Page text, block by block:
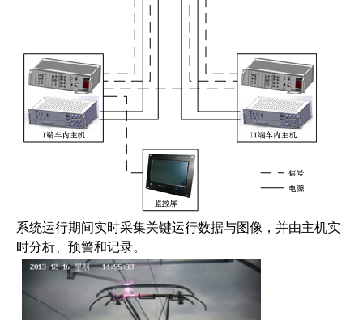
系统运行期间实时采集关键运行数据与图像，并由主机实
时分析、预警和记录。